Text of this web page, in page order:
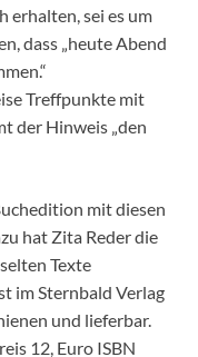
erhalten, sei es um
dass „heute Abend
Treffpunkte mit
der Hinweis „den
mit diesen
hat Zita Reder die
Texte
im Sternbald Verlag
und lieferbar.
12, Euro ISBN